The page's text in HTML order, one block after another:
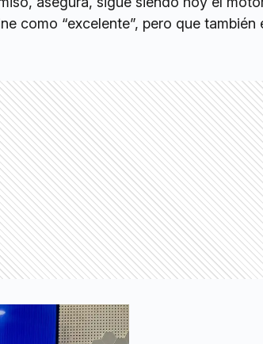
como “excelente”, pero que también